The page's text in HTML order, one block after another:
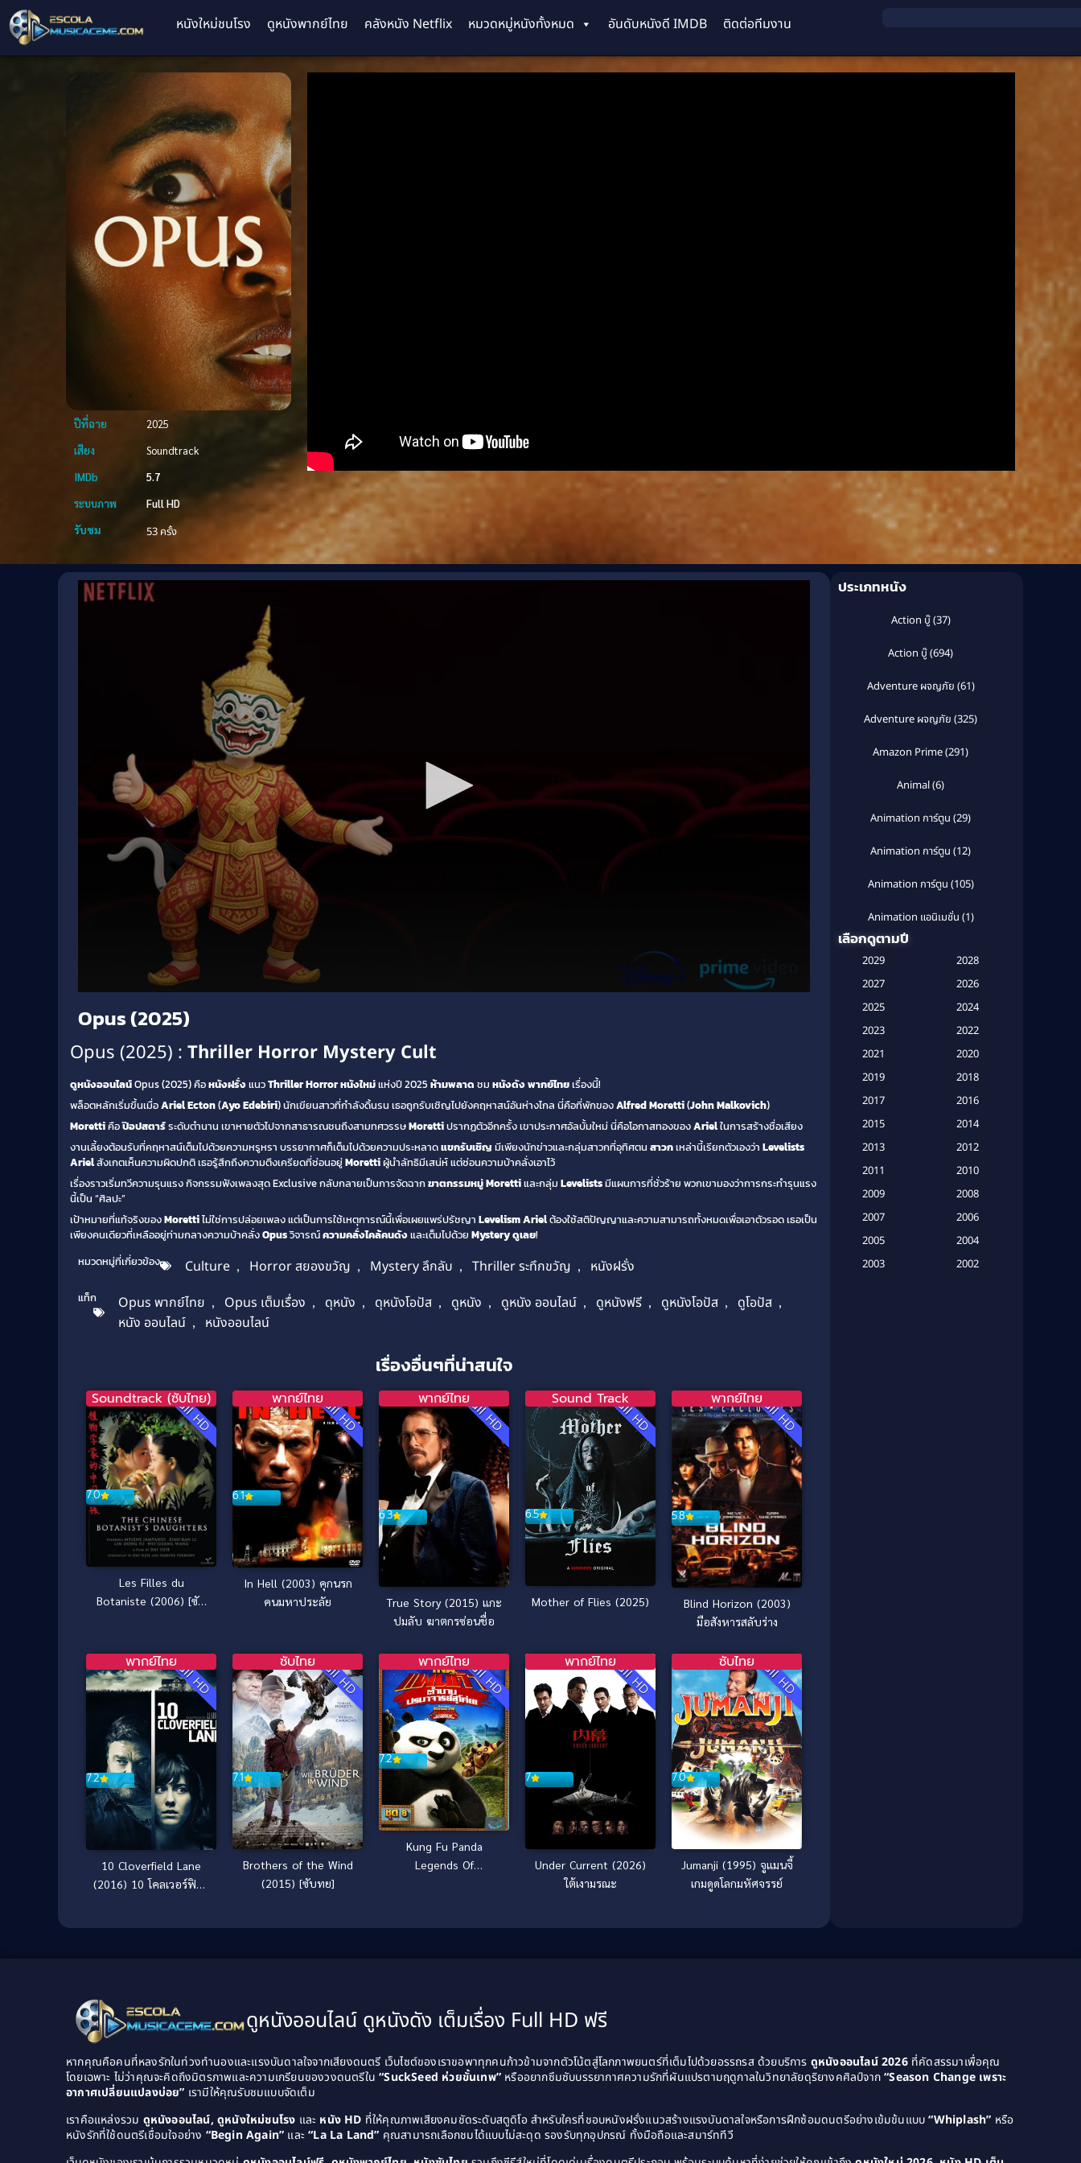
หนังใหม่ชนโรง ดูหนังพากย์ไทย คลังหนัง Netflix หมวดหมู่หนังทั้งหมด อันดับหนังดี IMDB ติดต่อทีมงาน
ปีที่ฉาย
2025
เสียง
Soundtrack
IMDb
5.7
ระบบภาพ
Full HD
รับชม
53 ครั้ง
90%
Opus (2025)
Opus (2025) : Thriller Horror Mystery Cult
ดูหนังออนไลน์Opus (2025) คือหนังฝรั่งแนวThrillerHorrorหนังใหม่แห่งปี 2025 ห้ามพลาด ชม หนังดังพากย์ไทยเรื่องนี้!
พล็อตหลักเริ่มขึ้นเมื่อAriel Ecton(Ayo Edebiri) นักเขียนสาวที่กำลังดิ้นรน เธอถูกรับเชิญไปยังคฤหาสน์อันห่างไกล นี่คือที่พักของAlfred Moretti(John Malkovich)
Morettiคือป๊อปสตาร์ระดับตำนาน เขาหายตัวไปจากสาธารณชนถึงสามทศวรรษMorettiปรากฏตัวอีกครั้ง เขาประกาศอัลบั้มใหม่ นี่คือโอกาสทองของArielในการสร้างชื่อเสียง
งานเลี้ยงต้อนรับที่คฤหาสน์เต็มไปด้วยความหรูหรา บรรยากาศก็เต็มไปด้วยความประหลาดแขกรับเชิญ มีเพียงนักข่าวและกลุ่มสาวกที่อุทิศตน สาวกเหล่านี้เรียกตัวเองว่า Levelists
Arielสังเกตเห็นความผิดปกติ เธอรู้สึกถึงความตึงเครียดที่ซ่อนอยู่Morettiผู้นำลัทธิมีเสน่ห์ แต่ซ่อนความบ้าคลั่งเอาไว้
เรื่องราวเริ่มทวีความรุนแรง กิจกรรมฟังเพลงสุด Exclusive กลับกลายเป็นการจัดฉากฆาตกรรมหมู่Morettiและกลุ่ม Levelistsมีแผนการที่ชั่วร้าย พวกเขามองว่าการกระทำรุนแรง
นี้เป็น “ศิลปะ”
เป้าหมายที่แท้จริงของMorettiไม่ใช่การปล่อยเพลง แต่เป็นการใช้เหตุการณ์นี้เพื่อเผยแพร่ปรัชญา LevelismArielต้องใช้สติปัญญาและความสามารถทั้งหมดเพื่อเอาตัวรอด เธอเป็น
เพียงคนเดียวที่เหลืออยู่ท่ามกลางความบ้าคลั่งOpusวิจารณ์ความคลั่งไคล้คนดังและเต็มไปด้วย Mysteryดูเลย!
หมวดหมู่ที่เกี่ยวข้อง
Culture , Horror สยองขวัญ , Mystery ลึกลับ , Thriller ระทึกขวัญ , หนังฝรั่ง
แท็ก Opus พากย์ไทย , Opus เต็มเรื่อง , ดุหนัง , ดุหนังโอปัส , ดูหนัง , ดูหนัง ออนไลน์ , ดูหนังฟรี , ดูหนังโอปัส , ดูโอปัส ,
หนัง ออนไลน์ , หนังออนไลน์
เรื่องอื่นๆที่น่าสนใจ
Full HD
7.0
Soundtrack (ซับไทย)
Les Filles du
Botaniste (2006) [ซับ
Full HD
6.1
พากย์ไทย
In Hell (2003) คุกนรก
คนมหาประลัย
Full HD
6.3
พากย์ไทย
True Story (2015) แกะ
ปมลับ ฆาตกรซ่อนชื่อ
Full HD
6.5
Sound Track
Mother of Flies (2025)
Full HD
5.8
พากย์ไทย
Blind Horizon (2003)
มือสังหารสลับร่าง
Full HD
7.2
พากย์ไทย
10 Cloverfield Lane
(2016) 10 โคลเวอร์ฟิลด์
Full HD
7.1
ซับไทย
Brothers of the Wind
(2015) [ซับทย]
Full HD
7.2
พากย์ไทย
Kung Fu Panda
Legends Of
Full HD
7
พากย์ไทย
Under Current (2026)
ใต้เงามรณะ
Full HD
7.0
ซับไทย
Jumanji (1995) จูแมนจี้
เกมดูดโลกมหัศจรรย์
ประเภทหนัง
Action บู๊(37)
Action บู๊(694)
Adventure ผจญภัย (61)
Adventure ผจญภัย (325)
Amazon Prime(291)
Animal(6)
Animation การ์ตูน (29)
Animation การ์ตูน (12)
Animation การ์ตูน (105)
Animation แอนิเมชั่น (1)
(120)
Based on a True Story สร้างจาก
Based on a True Story เรื่องจริง
Based on a True Story เรื่องจริง
Based on Novel (6)
Disney+
Documentary สารคดี(4)
Documentary สารคดี(58)
เลือกดูตามปี
2029
2028
2027
2026
2025
2024
2023
2022
2021
2020
2019
2018
2017
2016
2015
2014
2013
2012
2011
2010
2009
2008
2007
2006
2005
2004
2003
2002
ดูหนังออนไลน์ ดูหนังดัง เต็มเรื่อง Full HD ฟรี
หากคุณคือคนที่หลงรักในท่วงทำนองและแรงบันดาลใจจากเสียงดนตรี เว็บไซต์ของเราขอพาทุกคนก้าวข้ามจากตัวโน้ตสู่โลกภาพยนตร์ที่เต็มไปด้วยอรรถรส ด้วยบริการ ดูหนังออนไลน์ 2026ที่คัดสรรมาเพื่อคุณ
โดยเฉพาะ ไม่ว่าคุณจะคิดถึงมิตรภาพและความเกรียนของวงดนตรีใน“SuckSeed ห่วยขั้นเทพ” หรืออยากซึมซับบรรยากาศความรักที่ผันแปรตามฤดูกาลในวิทยาลัยดุริยางคศิลป์จาก“Season Change เพราะ
อากาศเปลี่ยนแปลงบ่อย” เรามีให้คุณรับชมแบบจัดเต็ม
เราคือแหล่งรวม ดูหนังออนไลน์, ดูหนังใหม่ชนโรง และ หนัง HD ที่ให้คุณภาพเสียงคมชัดระดับสตูดิโอ สำหรับใครที่ชอบหนังฝรั่งแนวสร้างแรงบันดาลใจหรือการฝึกซ้อมดนตรีอย่างเข้มข้นแบบ“Whiplash” หรือ
หนังรักที่ใช้ดนตรีเชื่อมใจอย่าง “Begin Again” และ“La La Land” คุณสามารถเลือกชมได้แบบไม่สะดุด รองรับทุกอุปกรณ์ ทั้งมือถือและสมาร์ททีวี